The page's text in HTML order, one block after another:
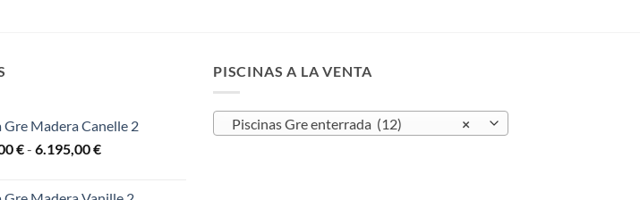
6.489,00 €
Gre Madera Canelle 2
€- 6.195,00€Rango
PISCINAS A LA VENTA
×
Piscinas Gre enterrada (12)